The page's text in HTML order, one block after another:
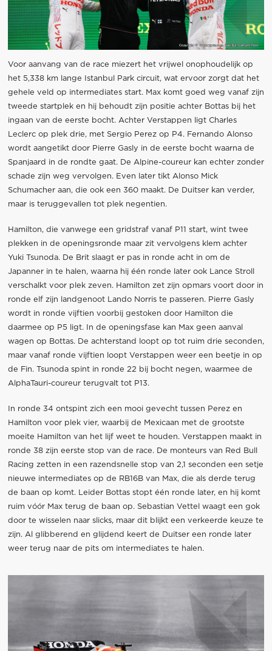
Voor aanvang van de race miezert het vrijwel onophoudelijk op
het 5,338 km lange Istanbul Park circuit, wat ervoor zorgt dat het
gehele veld op intermediates start. Max komt goed weg vanaf zijn
tweede startplek en hij behoudt zijn positie achter Bottas bij het
ingaan van de eerste bocht. Achter Verstappen ligt Charles
Leclerc op plek drie, met Sergio Perez op P4. Fernando Alonso
wordt aangetikt door Pierre Gasly in de eerste bocht waarna de
Spanjaard in de rondte gaat. De Alpine-coureur kan echter zonder
schade zijn weg vervolgen. Even later tikt Alonso Mick
Schumacher aan, die ook een 360 maakt. De Duitser kan verder,
maar is teruggevallen tot plek negentien.
Hamilton, die vanwege een gridstraf vanaf P11 start, wint twee
plekken in de openingsronde maar zit vervolgens klem achter
Yuki Tsunoda. De Brit slaagt er pas in ronde acht in om de
Japanner in te halen, waarna hij één ronde later ook Lance Stroll
verschalkt voor plek zeven. Hamilton zet zijn opmars voort door in
ronde elf zijn landgenoot Lando Norris te passeren. Pierre Gasly
wordt in ronde vijftien voorbij gestoken door Hamilton die
daarmee op P5 ligt. In de openingsfase kan Max geen aanval
wagen op Bottas. De achterstand loopt op tot ruim drie seconden,
maar vanaf ronde vijftien loopt Verstappen weer een beetje in op
de Fin. Tsunoda spint in ronde 22 bij bocht negen, waarmee de
AlphaTauri-coureur terugvalt tot P13.
In ronde 34 ontspint zich een mooi gevecht tussen Perez en
Hamilton voor plek vier, waarbij de Mexicaan met de grootste
moeite Hamilton van het lijf weet te houden. Verstappen maakt in
ronde 38 zijn eerste stop van de race. De monteurs van Red Bull
Racing zetten in een razendsnelle stop van 2,1 seconden een setje
nieuwe intermediates op de RB16B van Max, die als derde terug
de baan op komt. Leider Bottas stopt één ronde later, en hij komt
ruim vóór Max terug de baan op. Sebastian Vettel waagt een gok
door te wisselen naar slicks, maar dit blijkt een verkeerde keuze te
zijn. Al glibberend en glijdend keert de Duitser een ronde later
weer terug naar de pits om intermediates te halen.